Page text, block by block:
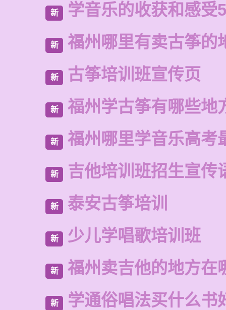
新 学音乐的收获和感受
新 福州哪里有卖古筝的
新 古筝培训班宣传页
新 福州学古筝有哪些地
新 福州哪里学音乐高考
新 吉他培训班招生宣传
新 泰安古筝培训
新 少儿学唱歌培训班
新 福州卖吉他的地方在
新 学通俗唱法买什么书